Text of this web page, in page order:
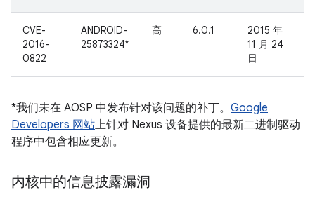
CVE-
2016-
0822
ANDROID-
25873324*
高 6.0.1
2015 年
11 月 24
日
*我们未在 AOSP 中发布针对该问题的补丁。 Google
Developers 网站上针对 Nexus 设备提供的最新二进制驱动
程序中包含相应更新。
内核中的信息披露漏洞